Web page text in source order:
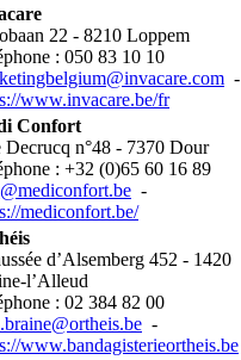
22 - 8210 Loppem
: 050 83 10 10
-
www.invacare.be/fr
Confort
Decrucq n°48 - 7370 Dour
: +32 (0)65 60 16 89
-
mediconfort.be/
d’Alsemberg 452 - 1420
l’Alleud
: 02 384 82 00
-
www.bandagisterieortheis.be